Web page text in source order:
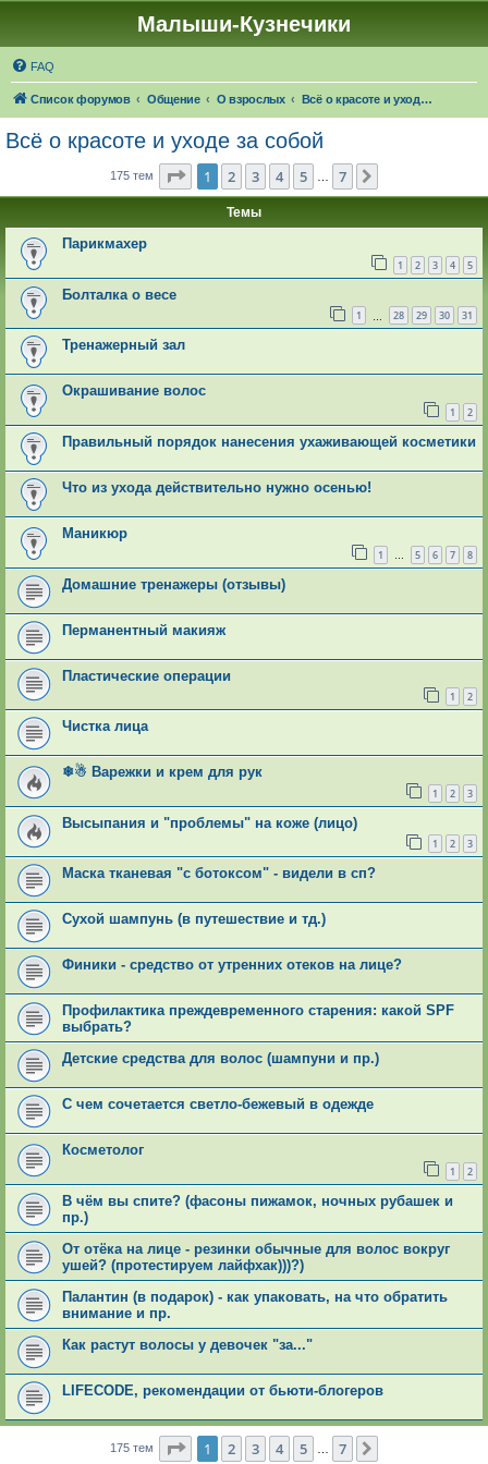
Малыши-Кузнечики
FAQ
Список форумов Общение О взрослых Всё о красоте и уходе за собой
Всё о красоте и уходе за собой
175 тем Страница из
1 2 3 4 5 7
Темы
Парикмахер
1 2 3 4 5
Болталка о весе
1 28 29 30 31
Тренажерный зал
Окрашивание волос
1 2
Правильный порядок нанесения ухаживающей косметики
Что из ухода действительно нужно осенью!
Маникюр
1 … 5 6 7 8
Домашние тренажеры (отзывы)
Перманентный макияж
Пластические операции
1 2
Чистка лица
❄☃ Варежки и крем для рук
1 2 3
Высыпания и "проблемы" на коже (лицо)
1 2 3
Маска тканевая "с ботоксом" - видели в сп?
Сухой шампунь (в путешествие и тд.)
Финики - средство от утренних отеков на лице?
Профилактика преждевременного старения: какой SPF
выбрать?
Детские средства для волос (шампуни и пр.)
С чем сочетается светло-бежевый в одежде
Косметолог
1 2
В чём вы спите? (фасоны пижамок, ночных рубашек и
пр.)
От отёка на лице - резинки обычные для волос вокруг
ушей? (протестируем лайфхак)))?)
Палантин (в подарок) - как упаковать, на что обратить
внимание и пр.
Как растут волосы у девочек "за..."
LIFECODE, рекомендации от бьюти-блогеров
175 тем Страница из
1 2 3 4 5 7